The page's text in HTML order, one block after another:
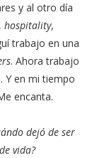
y al otro día
hospitality,
trabajo en una
. Ahora trabajo
Y en mi tiempo
encanta.
dejó de ser
vida?